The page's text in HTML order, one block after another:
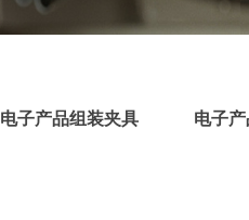
电子产品组装夹具 电子